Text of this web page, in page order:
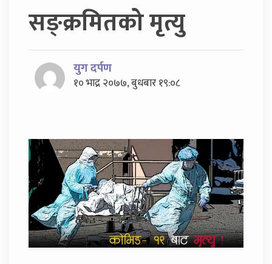
सङ्क्रमितको मृत्यु
युग दर्पण
१० भाद्र २०७७, बुधबार १९:०८